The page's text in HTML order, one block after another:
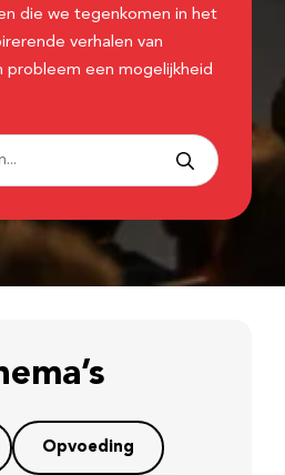
die we tegenkomen in het
verhalen van
probleem een mogelijkheid
Opvoeding